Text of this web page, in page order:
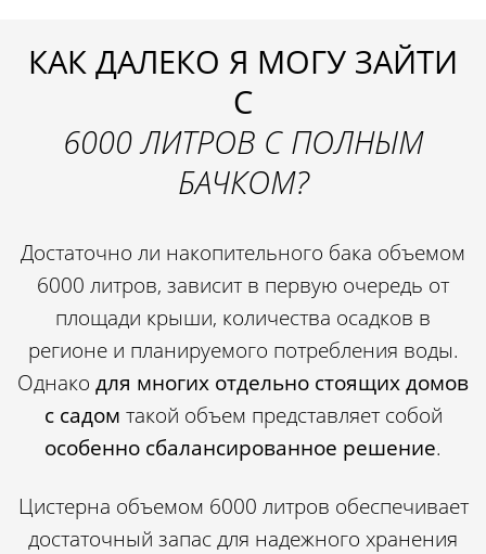
КАК ДАЛЕКО Я МОГУ ЗАЙТИ
С
6000 ЛИТРОВ С ПОЛНЫМ
БАЧКОМ?
Достаточно ли накопительного бака объемом
6000 литров, зависит в первую очередь от
площади крыши, количества осадков в
регионе и планируемого потребления воды.
Однако для многих отдельно стоящих домов
с садом такой объем представляет собой
особенно сбалансированное решение.
Цистерна объемом 6000 литров обеспечивает
достаточный запас для надежного хранения